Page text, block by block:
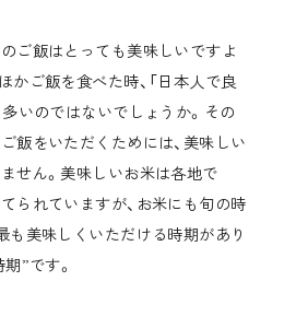
ご飯はとっても美味しいですよ
かご飯を食べた時、「日本人で良
多いのではないでしょうか。その
飯をいただくためには、美味しい
せん。美味しいお米は各地で
られていますが、お米にも旬の時
も美味しくいただける時期があり
”です。